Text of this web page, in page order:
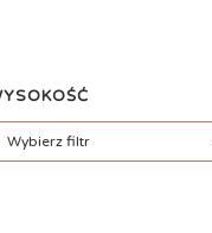
Wybierz filtr